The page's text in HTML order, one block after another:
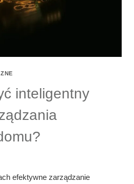
inteligentny
efektywne zarządzanie